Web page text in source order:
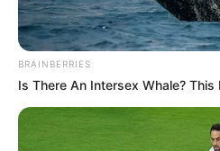
คนที่เกิดวันพฤหัสบดีอวดเก่ง
สอดรู้ สอดเห็น มีลูกน้องหรือบ
อื่น อดทนสูง และเสียสละ อาภั
ลักษณะพิเศษ เป็นคนที่หูไวมาก
มีพลังแสงสีแดงที่หู
BRAINBERRIES
Is There An Intersex Whale?